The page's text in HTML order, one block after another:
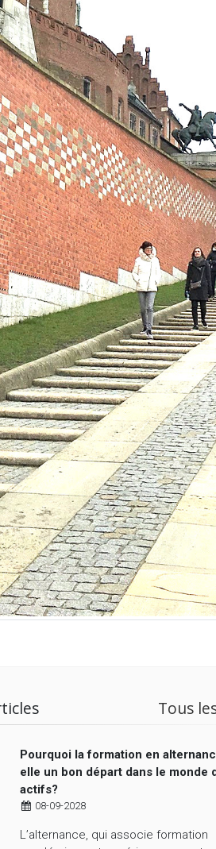
Tous
Pourquoi la formation en
elle un bon départ dans le monde
actifs?
08-09-2028
L’alternance, qui associe formation